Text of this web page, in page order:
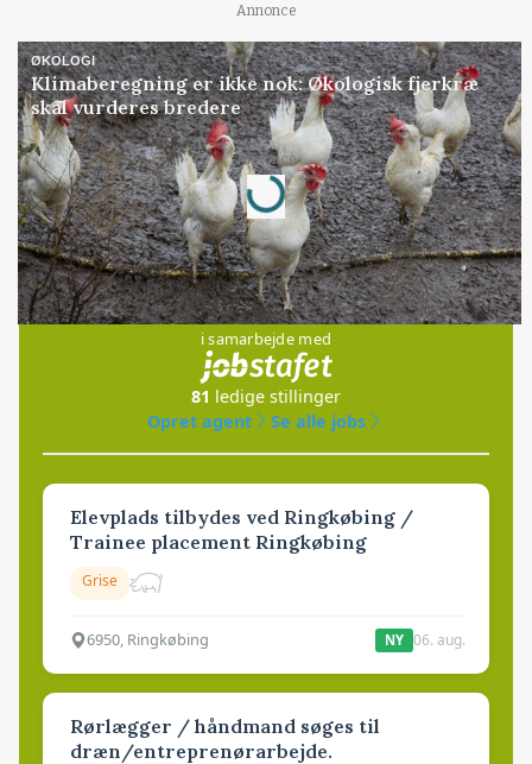
Annonce
ØKOLOGI
Klimaberegning er ikke nok: Økologisk fjerkræ
skal vurderes bredere
Annonce
Loading...
Jobs
i samarbejde med
81 ledige stillinger
Opret agent
Se alle jobs
Elevplads tilbydes ved Ringkøbing /
Trainee placement Ringkøbing
Grise
6950, Ringkøbing NY 06. aug.
Rørlægger / håndmand søges til
dræn/entreprenørarbejde.